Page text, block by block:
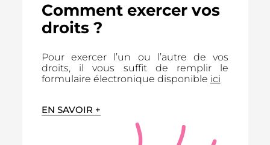
Comment exercer vos
droits ?
Pour exercer l’un ou l’autre de vos
droits, il vous suffit de remplir le
formulaire électronique disponible ici
EN SAVOIR +